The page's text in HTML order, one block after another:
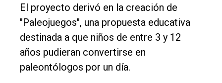
El proyecto derivó en la creación de
"Paleojuegos", una propuesta educativa
destinada a que niños de entre 3 y 12
años pudieran convertirse en
paleontólogos por un día.